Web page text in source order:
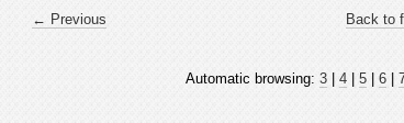
← Previous Back to
Automatic browsing: 3 4 5 6